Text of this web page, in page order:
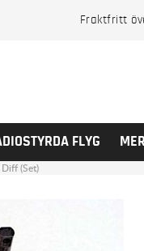
Fraktfritt
FLYG
(Set)